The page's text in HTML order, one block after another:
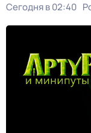
Сегодня в 02:40